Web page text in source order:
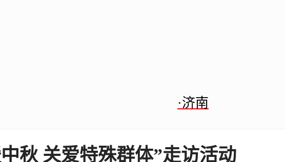
·济南
秋 关爱特殊群体”走访活动